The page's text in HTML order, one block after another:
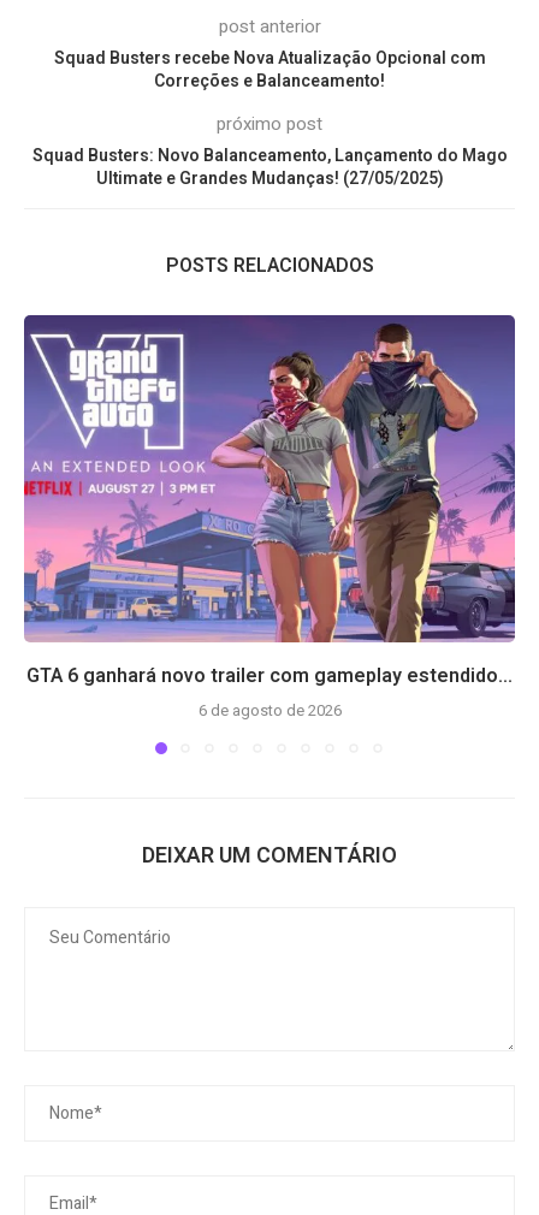
post anterior
Squad Busters recebe Nova Atualização Opcional com
Correções e Balanceamento!
próximo post
Squad Busters: Novo Balanceamento, Lançamento do Mago
Ultimate e Grandes Mudanças! (27/05/2025)
POSTS RELACIONADOS
GTA 6 ganhará novo trailer com gameplay estendido...
6 de agosto de 2026
DEIXAR UM COMENTÁRIO